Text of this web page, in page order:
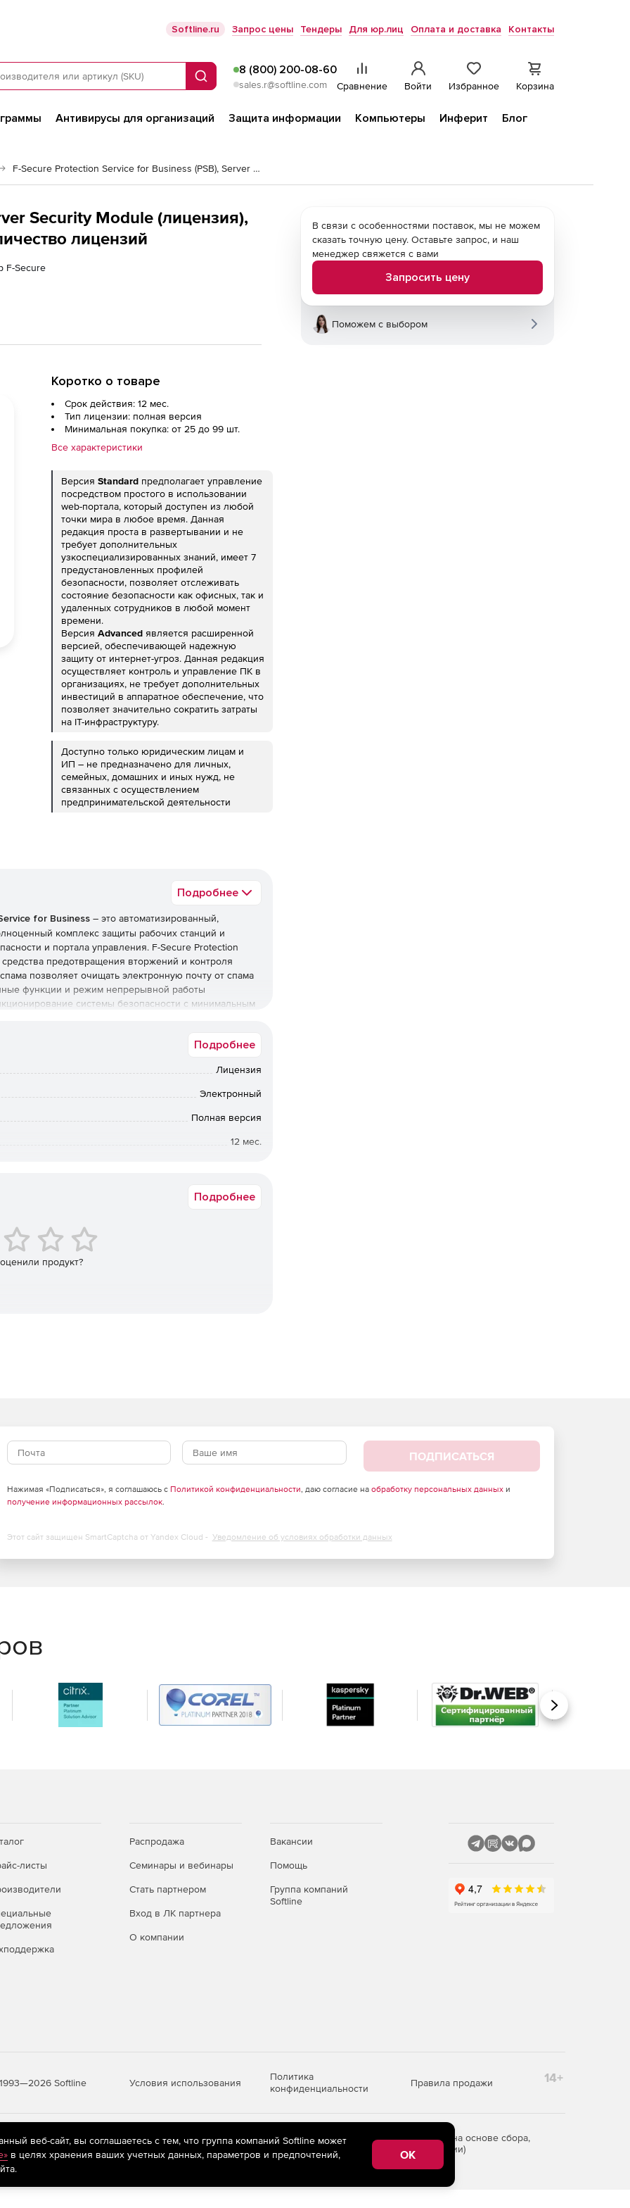
Softline.ru Запрос цены Тендеры Для юр.лиц Оплата и доставка Контакты
Поиск
8 (800) 200-08-60
sales.r@softline.com Сравнение Войти Избранное Корзина
Антивирусы для организаций Защита информации Компьютеры Инферит
Блог
F-Secure Protection Service for Business (PSB), Server Security Module
Security Module (лицензия),
лицензий
F-Secure
Коротко о товаре
Срок действия: 12 мес.
Тип лицензии: полная версия
Минимальная покупка: от 25 до 99 шт.
Все характеристики
Версия Standard предполагает управление
посредством простого в использовании
web-портала, который доступен из любой
точки мира в любое время. Данная
редакция проста в развертывании и не
требует дополнительных
узкоспециализированных знаний, имеет 7
предустановленных профилей
безопасности, позволяет отслеживать
состояние безопасности как офисных, так и
удаленных сотрудников в любой момент
времени.
Версия Advanced является расширенной
версией, обеспечивающей надежную
защиту от интернет-угроз. Данная редакция
осуществляет контроль и управление ПК в
организациях, не требует дополнительных
инвестиций в аппаратное обеспечение, что
позволяет значительно сократить затраты
на IT-инфраструктуру.
Доступно только юридическим лицам и
ИП – не предназначено для личных,
семейных, домашних и иных нужд, не
связанных с осуществлением
предпринимательской деятельности
Подробнее
for Business – это автоматизированный,
комплекс защиты рабочих станций и
и портала управления. F-Secure Protection
предотвращения вторжений и контроля
позволяет очищать электронную почту от спама
функции и режим непрерывной работы
системы безопасности с минимальным
Windows и компьютеры Mac, файловые серверы и
Благодаря решению F-Secure Protection
угроз.
Подробнее
Лицензия
Электронный
Полная версия
12 мес.
Подробнее
продукт?
В связи с особенностями поставок, мы не можем
сказать точную цену. Оставьте запрос, и наш
менеджер свяжется с вами
Запросить цену
Поможем с выбором
ПОДПИСАТЬСЯ
Нажимая «Подписаться», я соглашаюсь с Политикой конфиденциальности, даю согласие на обработку персональных данныхи
получение информационных рассылок.
Этот сайт защищен SmartCaptcha от Yandex Cloud - Уведомление об условиях обработки данных
Вперед
листы
Распродажа
Семинары и вебинары
Стать партнером
Вход в ЛК партнера
О компании
Вакансии
Помощь
Группа компаний
Softline
Softline Условия использования
Политика
конфиденциальности
Правила продажи 14+
рекомендательные технологии(информационные технологии предоставления информации на основе сбора,
пользователей сети «Интернет», находящихся на территории Российской Федерации)
веб-сайт, вы соглашаетесь с тем, что группа компаний Softline может
в целях хранения ваших учетных данных, параметров и предпочтений,
OK